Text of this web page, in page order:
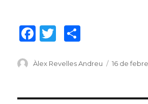
F
c
b
T
it
r
m
ar
Author
Àlex Revelles Andreu
Posted
16 de